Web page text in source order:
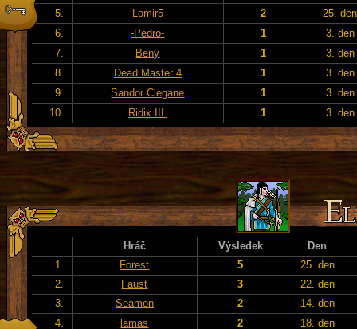
5.
Lomir5 2
25. den
6.
-Pedro- 1
3. den
7.
Beny 1
3. den
8.
Dead Master 4 1
3. den
9.
Sandor Clegane 1
3. den
10.
Ridix III. 1 3. den
Hráč Výsledek
Den
1.
Forest 5
25. den
2.
Faust 3
22. den
3.
Seamon 2
14. den
4.
lamas 2
18. den